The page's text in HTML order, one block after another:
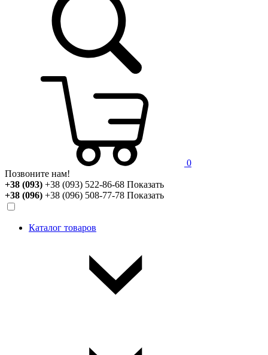
0
Позвоните нам!
+38 (093) +38 (093) 522-86-68 Показать
+38 (096) +38 (096) 508-77-78 Показать
Каталог товаров